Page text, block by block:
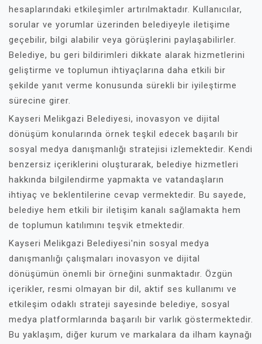
hesaplarındaki etkileşimler artırılmaktadır. Kullanıcılar,
sorular ve yorumlar üzerinden belediyeyle iletişime
geçebilir, bilgi alabilir veya görüşlerini paylaşabilirler.
Belediye, bu geri bildirimleri dikkate alarak hizmetlerini
geliştirme ve toplumun ihtiyaçlarına daha etkili bir
şekilde yanıt verme konusunda sürekli bir iyileştirme
sürecine girer.
Kayseri Melikgazi Belediyesi, inovasyon ve dijital
dönüşüm konularında örnek teşkil edecek başarılı bir
sosyal medya danışmanlığı stratejisi izlemektedir. Kendi
benzersiz içeriklerini oluşturarak, belediye hizmetleri
hakkında bilgilendirme yapmakta ve vatandaşların
ihtiyaç ve beklentilerine cevap vermektedir. Bu sayede,
belediye hem etkili bir iletişim kanalı sağlamakta hem
de toplumun katılımını teşvik etmektedir.
Kayseri Melikgazi Belediyesi'nin sosyal medya
danışmanlığı çalışmaları inovasyon ve dijital
dönüşümün önemli bir örneğini sunmaktadır. Özgün
içerikler, resmi olmayan bir dil, aktif ses kullanımı ve
etkileşim odaklı strateji sayesinde belediye, sosyal
medya platformlarında başarılı bir varlık göstermektedir.
Bu yaklaşım, diğer kurum ve markalara da ilham kaynağı